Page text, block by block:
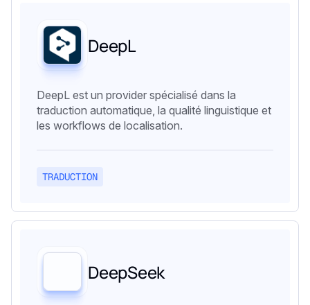
DeepL
DeepL est un provider spécialisé dans la
traduction automatique, la qualité linguistique et
les workflows de localisation.
TRADUCTION
DeepSeek